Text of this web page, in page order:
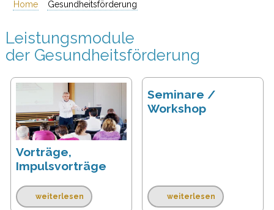
Home Gesundheitsförderung
Leistungsmodule
der Gesundheitsförderung
Vorträge,
Impulsvorträge
weiterlesen
Seminare /
Workshop
weiterlesen